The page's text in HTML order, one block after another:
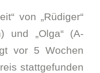
von „Rüdiger“
und „Olga“ (A-
vor 5 Wochen
stattgefunden